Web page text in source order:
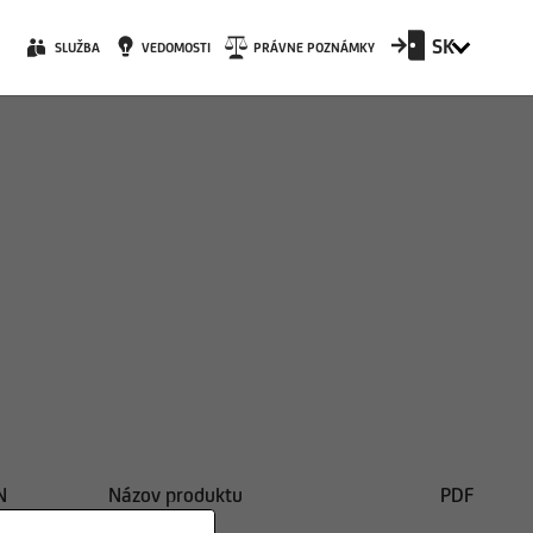
SLUŽBA VEDOMOSTI PRÁVNE POZNÁMKY SK
Názov produktu PDF